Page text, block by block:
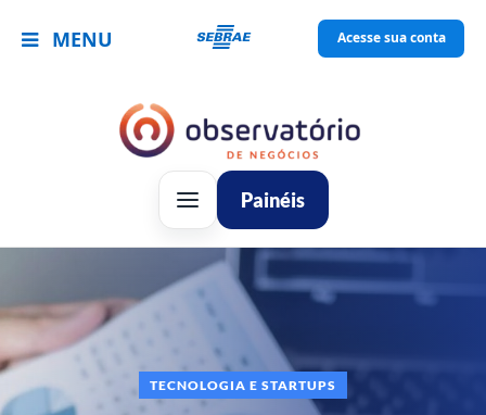
MENU Acesse sua conta
Painéis
TECNOLOGIA E STARTUPS